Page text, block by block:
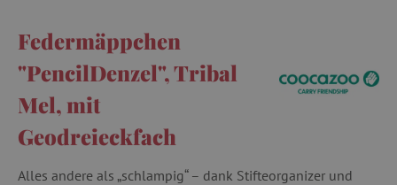
Federmäppchen
"PencilDenzel", Tribal
Mel, mit
Geodreieckfach
Alles andere als „schlampig“ – dank Stifteorganizer und